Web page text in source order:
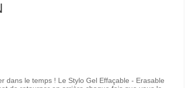
dans le temps ! Le Stylo Gel Effaçable - Erasable